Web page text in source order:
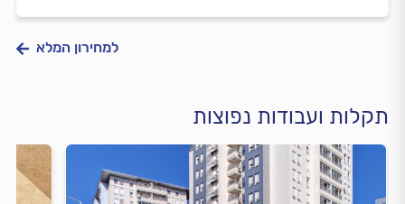
למחירון המלא
תקלות ועבודות נפוצות